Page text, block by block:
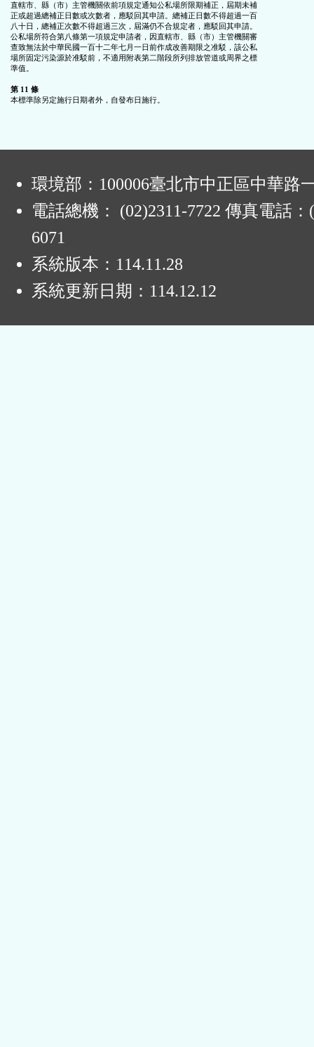
直轄市、縣（市）主管機關依前項規定通知公私場所限期補正，屆期未補
正或超過總補正日數或次數者，應駁回其申請。總補正日數不得超過一百
八十日，總補正次數不得超過三次，屆滿仍不合規定者，應駁回其申請。
公私場所符合第八條第一項規定申請者，因直轄市、縣（市）主管機關審
查致無法於中華民國一百十二年七月一日前作成改善期限之准駁，該公私
場所固定污染源於准駁前，不適用附表第二階段所列排放管道或周界之標
準值。
第 11 條
環境部：100006臺北市中正區中華路
電話總機： (02)2311-7722 傳真電話：
6071
系統版本： 114.11.28
系統更新日期： 114.12.12